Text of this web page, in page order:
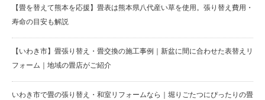
【畳を替えて熊本を応援】畳表は熊本県八代産い草を使用。張り替え費用・
寿命の目安も解説
【いわき市】畳張り替え・畳交換の施工事例｜新盆に間に合わせた表替えリ
フォーム｜地域の畳店がご紹介
いわき市で畳の張り替え・和室リフォームなら｜堀りごたつにぴったりの畳